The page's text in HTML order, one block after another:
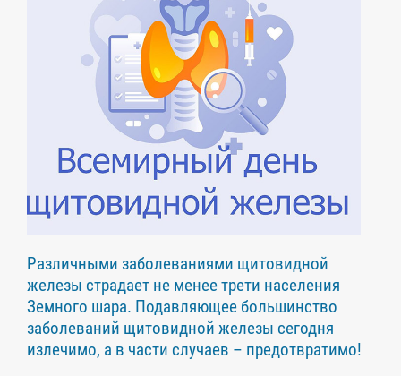
Различными заболеваниями щитовидной
железы страдает не менее трети населения
Земного шара. Подавляющее большинство
заболеваний щитовидной железы сегодня
излечимо, а в части случаев – предотвратимо!